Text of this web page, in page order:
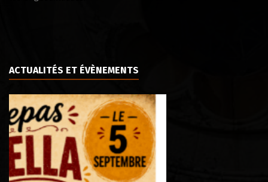
ACTUALITÉS ET ÉVÈNEMENTS